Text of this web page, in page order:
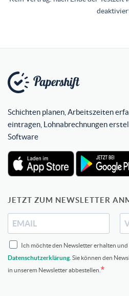
Schichten planen, Arbeitszeiten
eintragen, Lohnabrechnungen
Software
JETZT ZUM NEWSLETTER
Ich möchte den Newsletter erhalten
Datenschutzerklärung . Sie können den
in unserem Newsletter abbestellen.